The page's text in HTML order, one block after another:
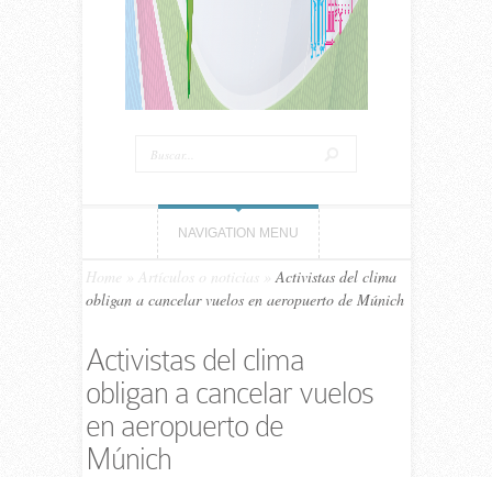
NAVIGATION MENU
Home Artículos o noticias
Activistas del clima
obligan a cancelar vuelos en aeropuerto de Múnich
Activistas del clima
obligan a cancelar vuelos
en aeropuerto de
Múnich